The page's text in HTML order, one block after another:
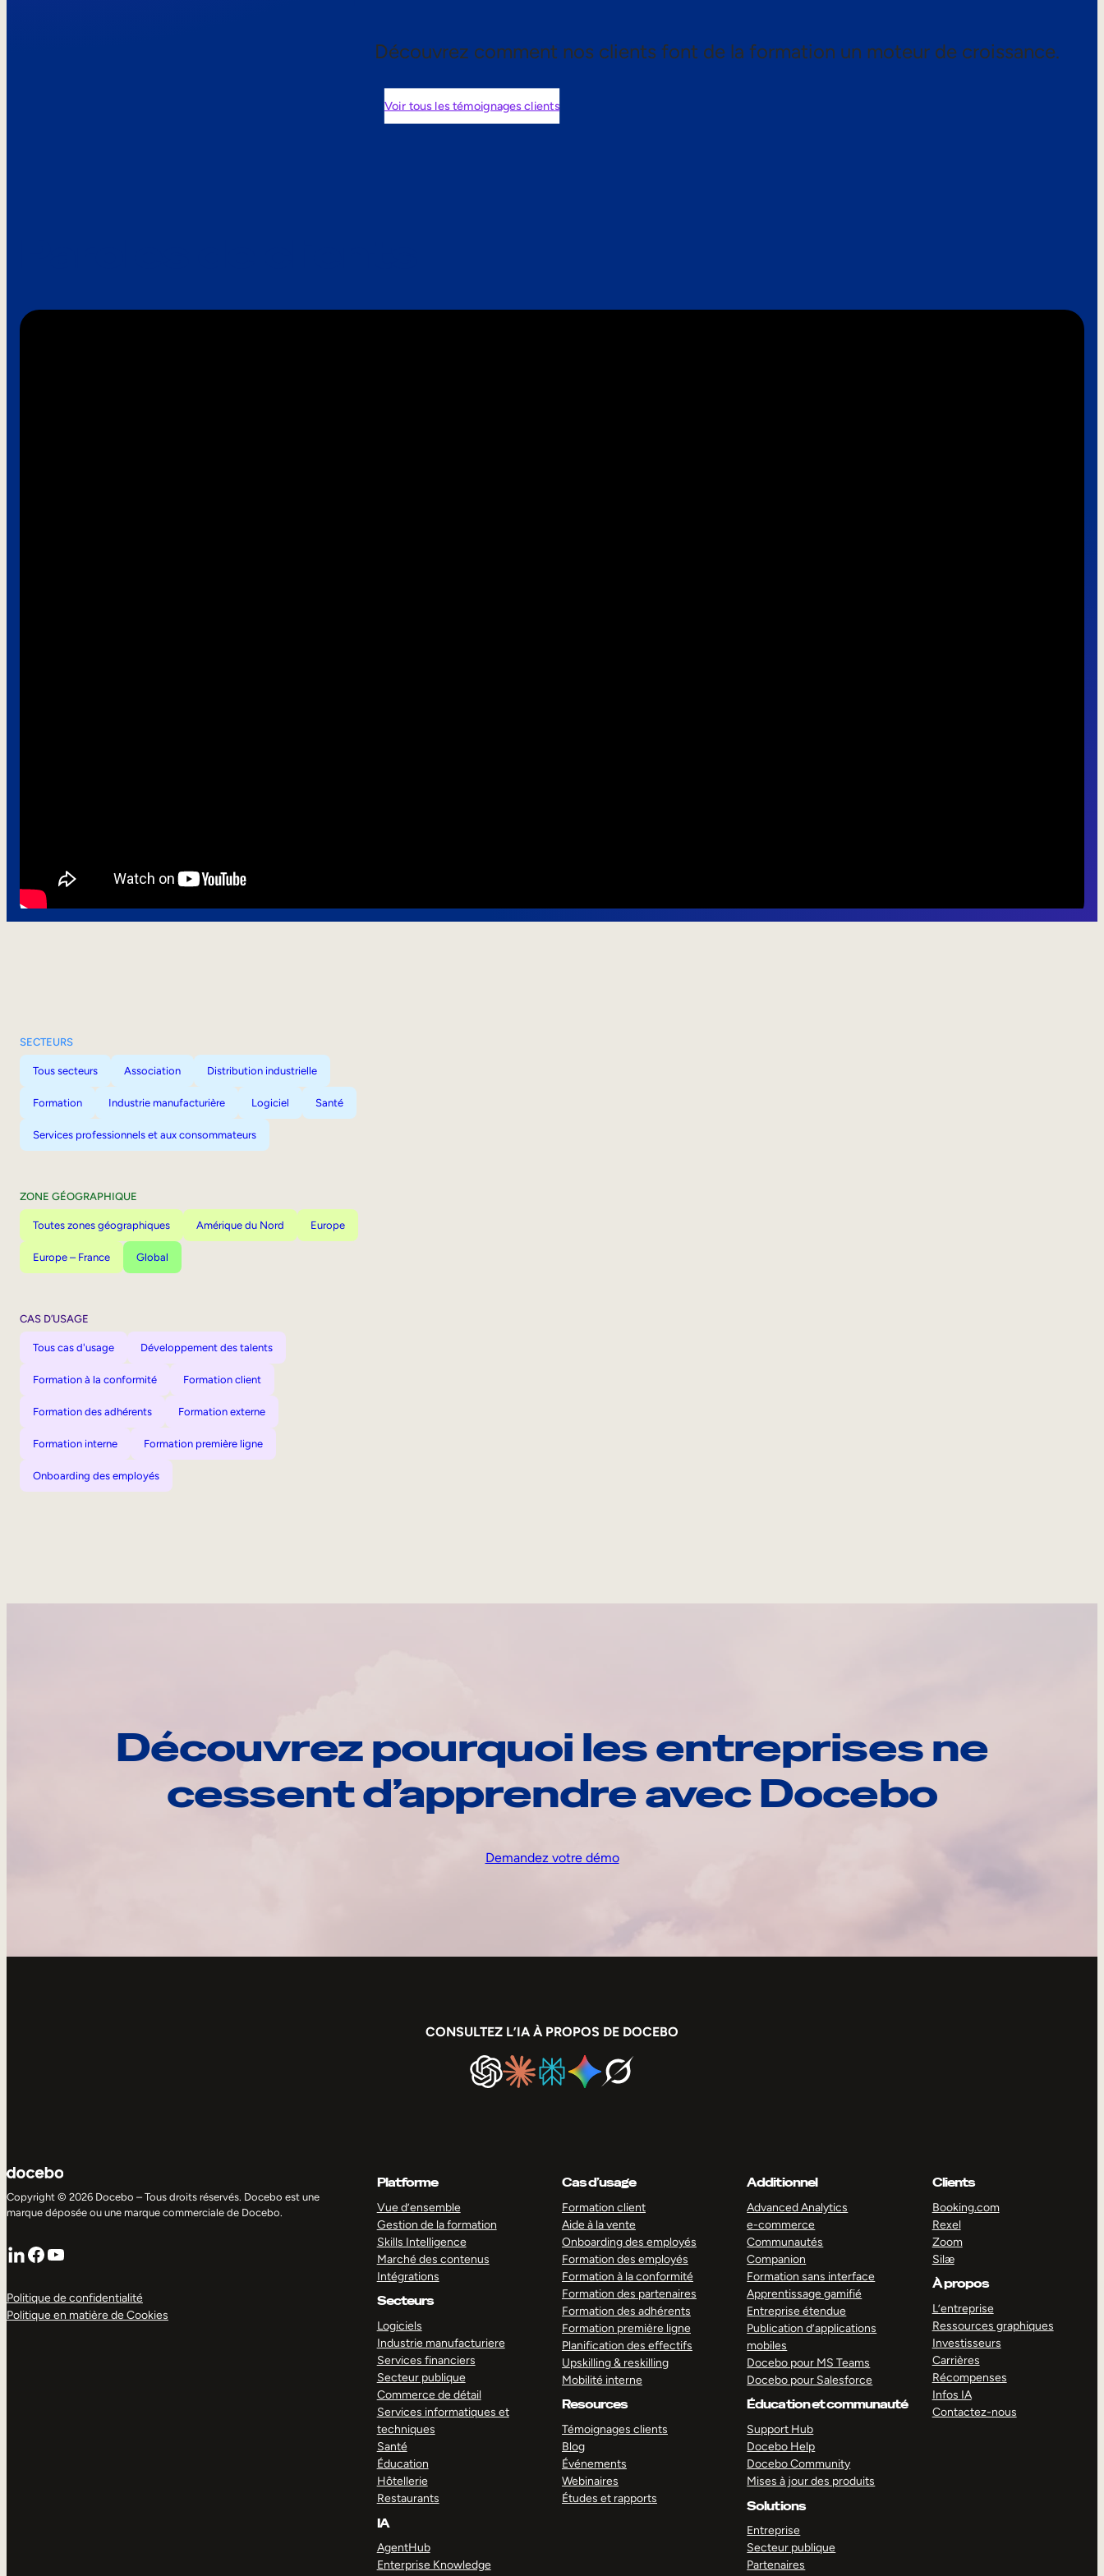
Découvrez comment nos clients font de la formation un moteur de croissance.
Voir tous les témoignages clients
SECTEURS
Tous secteurs Association Distribution industrielle
Formation Industrie manufacturière Logiciel Santé
Services professionnels et aux consommateurs
ZONE GÉOGRAPHIQUE
Toutes zones géographiques Amérique du Nord Europe
Europe – France Global
CAS D’USAGE
Tous cas d'usage Développement des talents
Formation à la conformité Formation client
Formation des adhérents Formation externe
Formation interne Formation première ligne
Onboarding des employés
Découvrez pourquoi les entreprises ne
cessent d’apprendre avec Docebo
Demandez votre démo
CONSULTEZ L’IA À PROPOS DE DOCEBO
Copyright © 2026 Docebo – Tous droits réservés. Docebo est une
marque déposée ou une marque commerciale de Docebo.
LinkedIn
Facebook
YouTube
Politique de confidentialité
Politique en matière de Cookies
Platforme
Vue d’ensemble
Gestion de la formation
Skills Intelligence
Marché des contenus
Intégrations
Secteurs
Logiciels
Industrie manufacturiere
Services financiers
Secteur publique
Commerce de détail
Services informatiques et
techniques
Santé
Éducation
Hôtellerie
Restaurants
IA
AgentHub
Enterprise Knowledge
Cas d’usage
Formation client
Aide à la vente
Onboarding des employés
Formation des employés
Formation à la conformité
Formation des partenaires
Formation des adhérents
Formation première ligne
Planification des effectifs
Upskilling & reskilling
Mobilité interne
Resources
Témoignages clients
Blog
Événements
Webinaires
Études et rapports
Additionnel
Advanced Analytics
e-commerce
Communautés
Companion
Formation sans interface
Apprentissage gamifié
Entreprise étendue
Publication d’applications
mobiles
Docebo pour MS Teams
Docebo pour Salesforce
Éducation et communauté
Support Hub
Docebo Help
Docebo Community
Mises à jour des produits
Solutions
Entreprise
Secteur publique
Partenaires
Clients
Booking.com
Rexel
Zoom
Silæ
À propos
L’entreprise
Ressources graphiques
Investisseurs
Carrières
Récompenses
Infos IA
Contactez-nous